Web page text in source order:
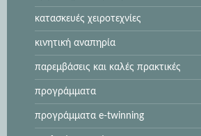
κατασκευές χειροτεχνίες
κινητική αναπηρία
παρεμβάσεις και καλές πρακτικές
προγράμματα
προγράμματα e-twinning